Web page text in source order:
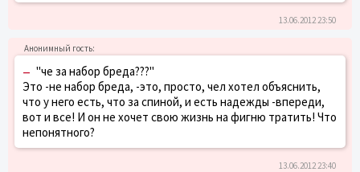
13.06.2012 23:50
– "че за набор бреда???"
Это -не набор бреда, -это, просто, чел хотел объяснить,
что у него есть, что за спиной, и есть надежды -впереди,
вот и все! И он не хочет свою жизнь на фигню тратить! Что
непонятного?
13.06.2012 23:40